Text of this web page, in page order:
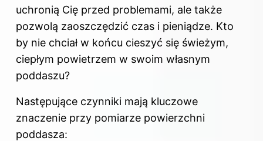
uchronią Cię przed problemami, ale także
pozwolą zaoszczędzić czas i pieniądze. Kto
by nie chciał w końcu cieszyć się świeżym,
ciepłym powietrzem w swoim własnym
poddaszu?
Następujące czynniki mają kluczowe
znaczenie przy pomiarze powierzchni
poddasza: